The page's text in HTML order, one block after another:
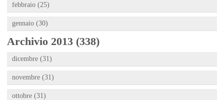
febbraio (25)
gennaio (30)
Archivio 2013 (338)
dicembre (31)
novembre (31)
ottobre (31)